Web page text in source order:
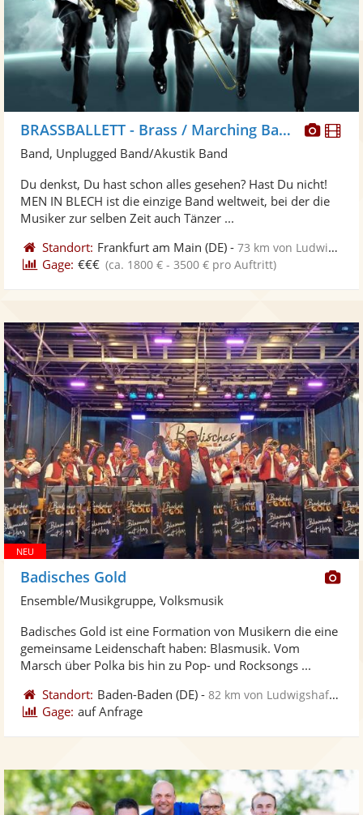
Fotos
BRASSBALLETT - Brass / Marching Band/ Walkact, Blaskapelle
Band, Unplugged Band/Akustik Band
Du denkst, Du hast schon alles gesehen? Hast Du nicht!
MEN IN BLECH ist die einzige Band weltweit, bei der die
Musiker zur selben Zeit auch Tänzer ...
Standort: Frankfurt am Main (DE) -73 km von Ludwigshafen am Rhein
Gage: €€€ (ca. 1800 € - 3500 € pro Auftritt)
Badisches Gold
Ensemble/Musikgruppe, Volksmusik
Badisches Gold ist eine Formation von Musikern die eine
gemeinsame Leidenschaft haben: Blasmusik. Vom
Marsch über Polka bis hin zu Pop- und Rocksongs ...
Standort: Baden-Baden (DE) -82 km von Ludwigshafen am Rhein
Gage: auf Anfrage